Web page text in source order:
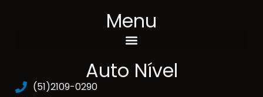
Menu
Auto Nível
(51)2109-0290